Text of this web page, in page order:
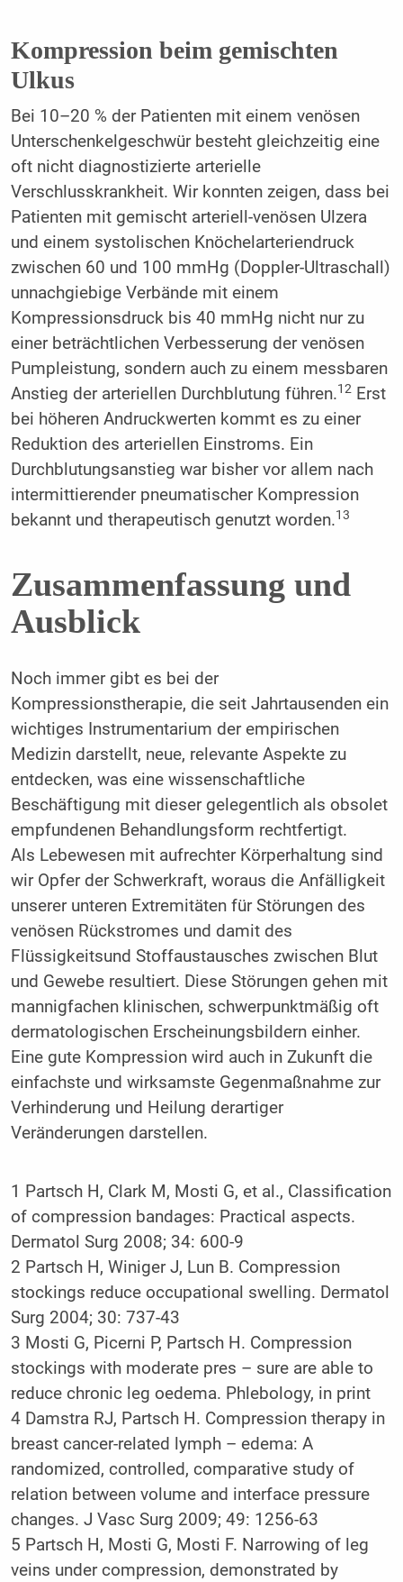
Kompression beim gemischten
Ulkus
Bei 10–20 % der Patienten mit einem venösen
Unterschenkelgeschwür besteht gleichzeitig eine
oft nicht diagnostizierte arterielle
Verschlusskrankheit. Wir konnten zeigen, dass bei
Patienten mit gemischt arteriell-venösen Ulzera
und einem systolischen Knöchelarteriendruck
zwischen 60 und 100 mmHg (Doppler-Ultraschall)
unnachgiebige Verbände mit einem
Kompressionsdruck bis 40 mmHg nicht nur zu
einer beträchtlichen Verbesserung der venösen
Pumpleistung, sondern auch zu einem messbaren
Anstieg der arteriellen Durchblutung führen.12Erst
bei höheren Andruckwerten kommt es zu einer
Reduktion des arteriellen Einstroms. Ein
Durchblutungsanstieg war bisher vor allem nach
intermittierender pneumatischer Kompression
bekannt und therapeutisch genutzt worden.13
Zusammenfassung und
Ausblick
Noch immer gibt es bei der
Kompressionstherapie, die seit Jahrtausenden ein
wichtiges Instrumentarium der empirischen
Medizin darstellt, neue, relevante Aspekte zu
entdecken, was eine wissenschaftliche
Beschäftigung mit dieser gelegentlich als obsolet
empfundenen Behandlungsform rechtfertigt.
Als Lebewesen mit aufrechter Körperhaltung sind
wir Opfer der Schwerkraft, woraus die Anfälligkeit
unserer unteren Extremitäten für Störungen des
venösen Rückstromes und damit des
Flüssigkeitsund Stoffaustausches zwischen Blut
und Gewebe resultiert. Diese Störungen gehen mit
mannigfachen klinischen, schwerpunktmäßig oft
dermatologischen Erscheinungsbildern einher.
Eine gute Kompression wird auch in Zukunft die
einfachste und wirksamste Gegenmaßnahme zur
Verhinderung und Heilung derartiger
Veränderungen darstellen.
1 Partsch H, Clark M, Mosti G, et al., Classification
of compression bandages: Practical aspects.
Dermatol Surg 2008; 34: 600-9
2 Partsch H, Winiger J, Lun B. Compression
stockings reduce occupational swelling. Dermatol
Surg 2004; 30: 737-43
3 Mosti G, Picerni P, Partsch H. Compression
stockings with moderate pres – sure are able to
reduce chronic leg oedema. Phlebology, in print
4 Damstra RJ, Partsch H. Compression therapy in
breast cancer-related lymph – edema: A
randomized, controlled, comparative study of
relation between volume and interface pressure
changes. J Vasc Surg 2009; 49: 1256-63
5 Partsch H, Mosti G, Mosti F. Narrowing of leg
veins under compression, demonstrated by